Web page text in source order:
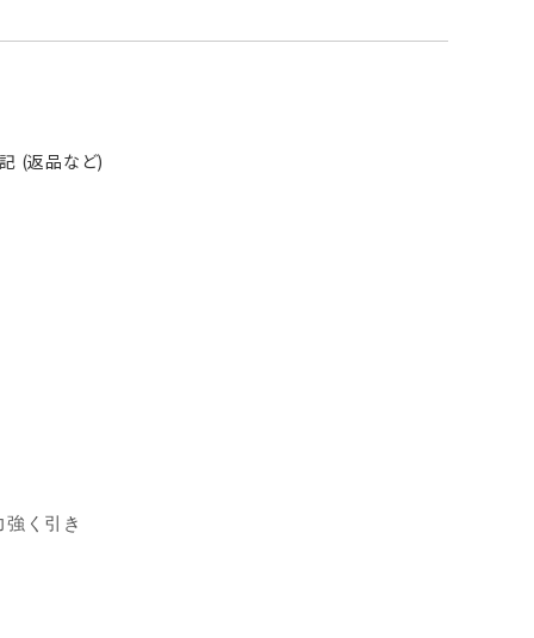
(返品など)
く引き